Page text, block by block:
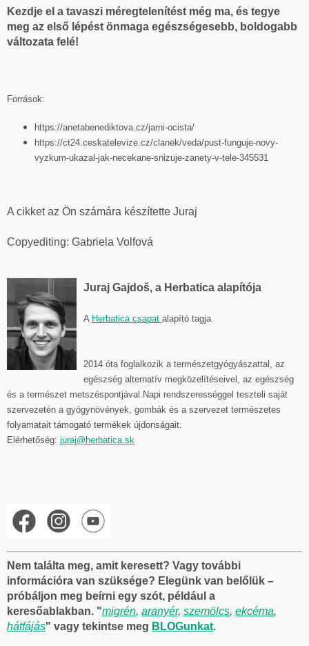
Kezdje el a tavaszi méregtelenítést még ma, és tegye
meg az első lépést önmaga egészségesebb, boldogabb
változata felé!
Források:
https://anetabenediktova.cz/jarni-ocista/
https://ct24.ceskatelevize.cz/clanek/veda/pust-funguje-novy-
vyzkum-ukazal-jak-necekane-snizuje-zanety-v-tele-345531
A cikket az Ön számára készítette Juraj
Copyediting: Gabriela Volfová
Juraj Gajdoš, a Herbatica alapítója
A Herbatica csapat alapító tagja.
2014 óta foglalkozik a természetgyógyászattal, az
egészség alternatív megközelítéseivel, az egészség
és a természet metszéspontjával. Napi rendszerességgel teszteli saját
szervezetén a gyógynövények, gombák és a szervezet természetes
folyamatait támogató termékek újdonságait.
Elérhetőség: juraj@herbatica.sk
Nem találta meg, amit keresett? Vagy további
információra van szüksége? Elegünk van belőlük –
próbáljon meg beírni egy szót, például a
keresőablakban. "migrén, aranyér, szemölcs, ekcéma,
hátfájás" vagy tekintse meg BLOGunkat.